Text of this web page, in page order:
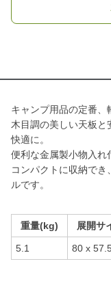
キャンプ用品の定番、
木目調の美しい天板と
快適に。
便利な金属製小物入れ
コンパクトに収納で
ルです。
重量(kg) 展開サ
5.1 80 x